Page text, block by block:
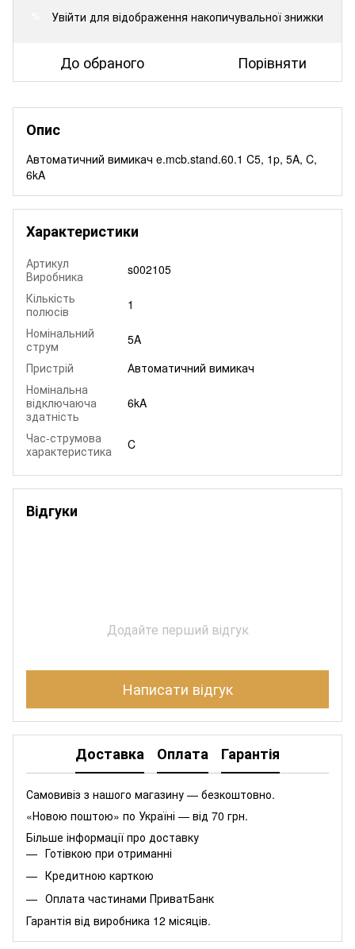
Увійти для відображення накопичувальної знижки
До обраного Порівняти
Опис
Автоматичний вимикач e.mcb.stand.60.1 C5, 1p, 5A, C,
6kA
Характеристики
Артикул
Виробника
s002105
Кількість
полюсів
1
Номінальний
струм
5A
Пристрій
Автоматичний вимикач
Номінальна
відключаюча
здатність
6kA
Час-струмова
характеристика
C
Відгуки
Додайте перший відгук
Написати відгук
Доставка Оплата Гарантія
Самовивіз з нашого магазину — безкоштовно.
«Новою поштою» по Україні — від 70 грн.
Більше інформації про доставку
Готівкою при отриманні
Кредитною карткою
Оплата частинами ПриватБанк
Гарантія від виробника 12 місяців.